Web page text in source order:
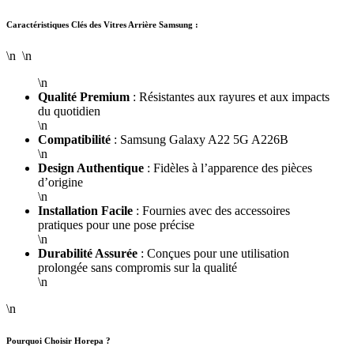
Caractéristiques Clés des Vitres Arrière Samsung :
\n \n
\n
Qualité Premium : Résistantes aux rayures et aux impacts
du quotidien
\n
Compatibilité : Samsung Galaxy A22 5G A226B
\n
Design Authentique : Fidèles à l’apparence des pièces
d’origine
\n
Installation Facile : Fournies avec des accessoires
pratiques pour une pose précise
\n
Durabilité Assurée : Conçues pour une utilisation
prolongée sans compromis sur la qualité
\n
\n
Pourquoi Choisir Horepa ?